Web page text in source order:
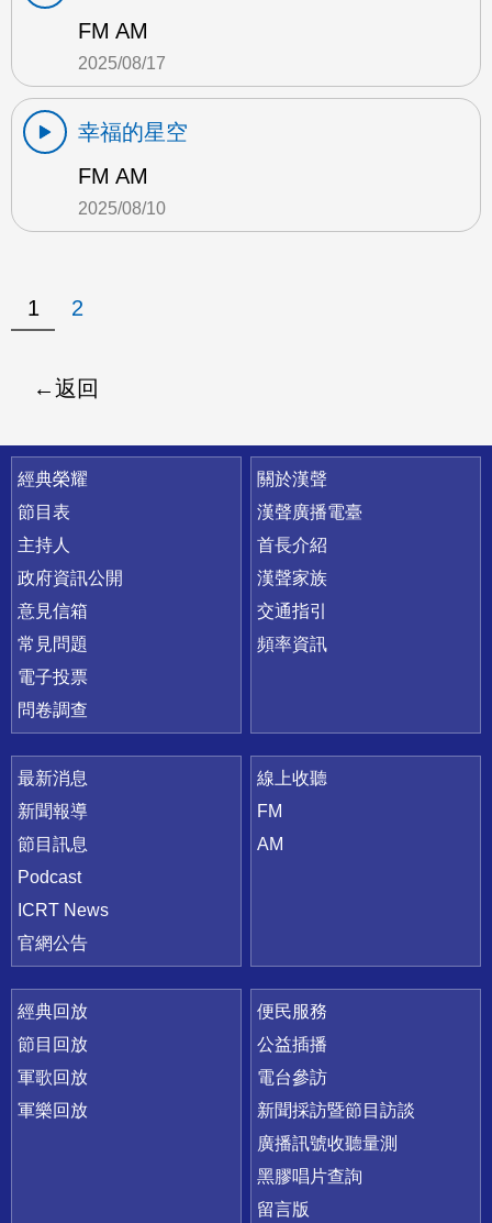
FM AM
2025/08/17
幸福的星空
FM AM
2025/08/10
1 2
返回
快速連結
經典榮耀
節目表
主持人
政府資訊公開
意見信箱
常見問題
電子投票
問卷調查
關於漢聲
漢聲廣播電臺
首長介紹
漢聲家族
交通指引
頻率資訊
最新消息
新聞報導
節目訊息
Podcast
ICRT News
官網公告
線上收聽
FM
AM
經典回放
節目回放
軍歌回放
軍樂回放
便民服務
公益插播
電台參訪
新聞採訪暨節目訪談
廣播訊號收聽量測
黑膠唱片查詢
留言版